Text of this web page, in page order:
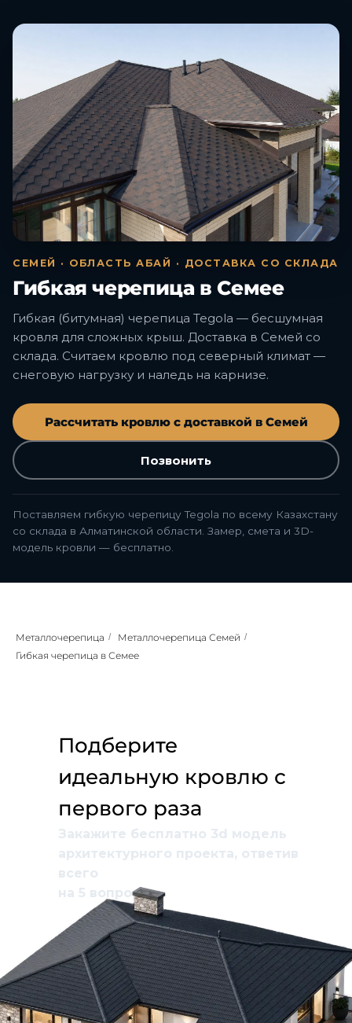
СЕМЕЙ · ОБЛАСТЬ АБАЙ · ДОСТАВКА СО СКЛАДА
Гибкая черепица в Семее
Гибкая (битумная) черепица Tegola — бесшумная
кровля для сложных крыш. Доставка в Семей со
склада. Считаем кровлю под северный климат —
снеговую нагрузку и наледь на карнизе.
Рассчитать кровлю с доставкой в Семей
Позвонить
Поставляем гибкую черепицу Tegola по всему Казахстану
со склада в Алматинской области. Замер, смета и 3D-
модель кровли — бесплатно.
Металлочерепица / Металлочерепица Семей /
Гибкая черепица в Семее
Подберите
идеальную кровлю с
первого раза
Закажите бесплатно 3d модель
архитектурного проекта, ответив
всего
на 5 вопросов